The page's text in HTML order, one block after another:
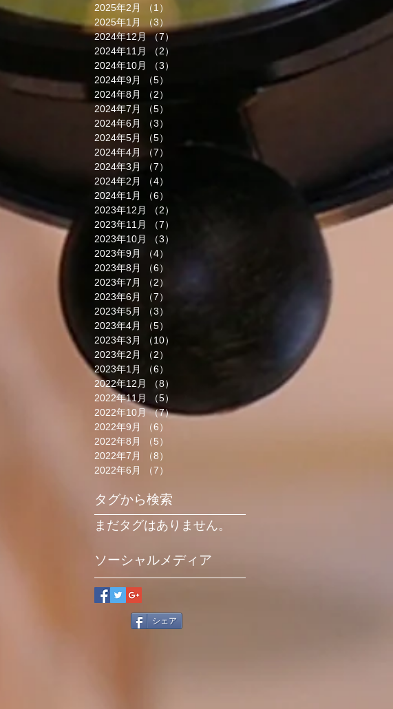
2025年2月
（1）
2025年1月
（3）
3件の記事
2024年12月 （7）
2024年11月
（2）
2024年10月
（3）
2024年9月
（5）
2024年8月
（2）
2024年7月
（5）
2024年6月
（3）
2024年5月
（5）
2024年4月
（7）
2024年3月
（7）
2024年2月
（4）
2024年1月
（6）
2023年12月
（2）
2023年11月
（7）
2023年10月
（3）
2023年9月
（4）
2023年8月
（6）
2023年7月
（2）
2023年6月
（7）
2023年5月
（3）
2023年4月
（5）
2023年3月
（10）
2023年2月
（2）
2023年1月
（6）
2022年12月
（8）
2022年11月
（5）
2022年10月 （7）7件の記事
2022年9月
（6）
2022年8月
（5）
2022年7月
（8）
2022年6月
（7）
タグから検索
まだタグはありません。
ソーシャルメディア
シェア